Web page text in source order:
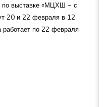
по выставке «МЦХШ - с
20 и 22 февраля в 12
работает по 22 февраля